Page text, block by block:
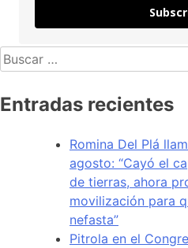
Entradas recientes
Romina Del Plá
agosto: “Cayó el
de tierras, ahora
movilización para
nefasta”
Pitrola en el